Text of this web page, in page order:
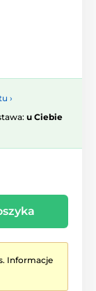
›
u Ciebie
Informacje